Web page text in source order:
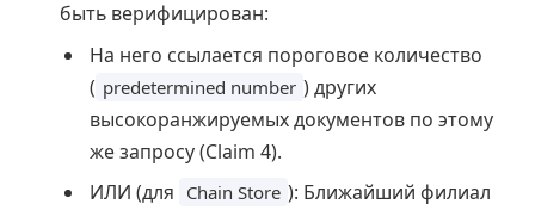
быть верифицирован:
На него ссылается пороговое количество
( predetermined number ) других
высокоранжируемых документов по этому
же запросу (Claim 4).
ИЛИ (для Chain Store ): Ближайший филиал